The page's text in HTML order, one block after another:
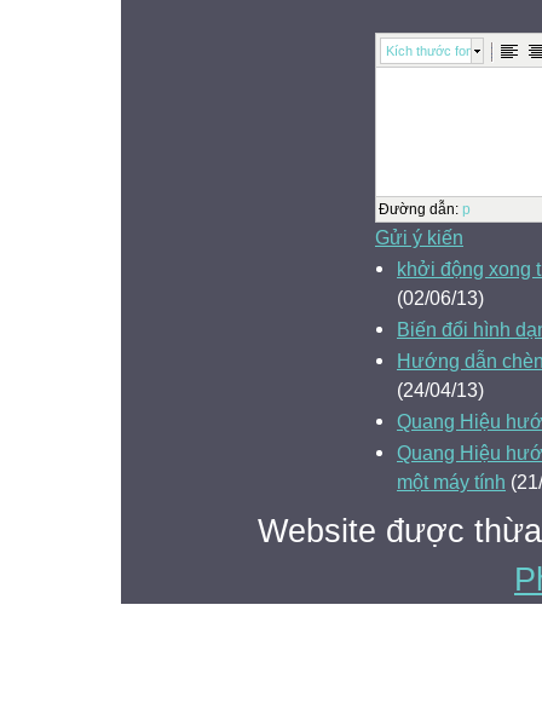
Kích thước font
Đường dẫn: p
Gửi ý kiến
khởi động xong
(02/06/13)
Biến đổi hình
Hướng dẫn
(24/04/13)
Quang Hiệu
Quang Hiệu
một máy tính
Website được